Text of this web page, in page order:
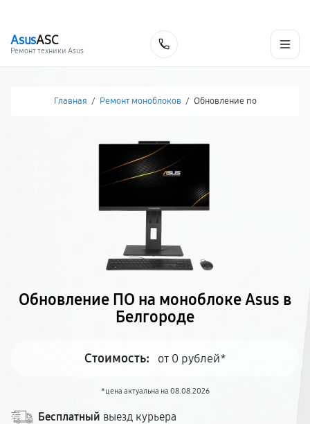
AsusASC
Ремонт техники Asus
Главная / Ремонт моноблоков / Обновление по
Обновление ПО на моноблоке Asus в
Белгороде
Стоимость: от 0 рублей*
*цена актуальна на 08.08.2026
Бесплатный выезд курьера